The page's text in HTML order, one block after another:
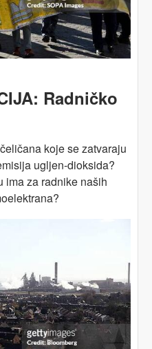
ili – propast
Radničko
koje se zatvaraju
ugljen-dioksida?
ima za radnike naših